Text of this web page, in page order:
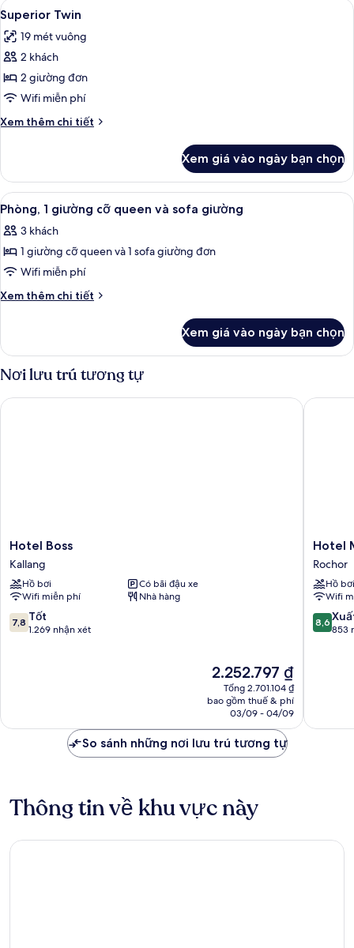
1
giường
cỡ
queen
Xem
tất
cả
ảnh
Superior
Twin
Két bảo mật tại phòng, bàn, khu
6
Superior Twin
19 mét vuông
2 khách
2 giường đơn
Wifi miễn phí
Xem thêm chi tiết
Chi
Superior
Twin
Xem giá vào ngày bạn chọn
Xem
tất
cả
ảnh
Phòng,
1
queen
sofa
giường
Phòng, 1 giường cỡ queen và sofa
5
Phòng, 1 giường cỡ queen và sofa giường
3 khách
1 giường cỡ queen và 1 sofa giường đơn
Wifi miễn phí
Xem thêm chi tiết
Chi
Phòng,
1
giường
queen
Xem giá vào ngày bạn chọn
Nơi lưu trú tương tự
Hotel
Boss
Kallang
Hotel Boss
Kallang
Hồ bơi
Có bãi đậu xe
Wifi miễn phí
Nhà hàng
7.8
trên
7,8 Tốt
1.269 nhận xét
Giá
hiện
tại
2.252.797 ₫
2.252.797 ₫
Tổng 2.701.104 ₫
bao gồm thuế & phí
03/09 - 04/09
Hotel Boss
Hotel
Mi
Rochor
Rochor
Hotel
Rochor
Hồ bơi
Wifi
8.6
trên
8,6
853
Hotel
So sánh những nơi lưu trú tương tự
Thông tin về khu vực này